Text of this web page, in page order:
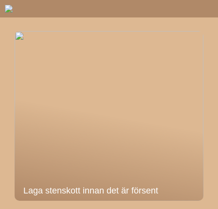
Laga stenskott innan det är försent